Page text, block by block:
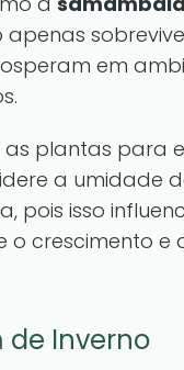
apenas
em
as plantas para
a umidade
pois isso
o crescimento e
de Inverno